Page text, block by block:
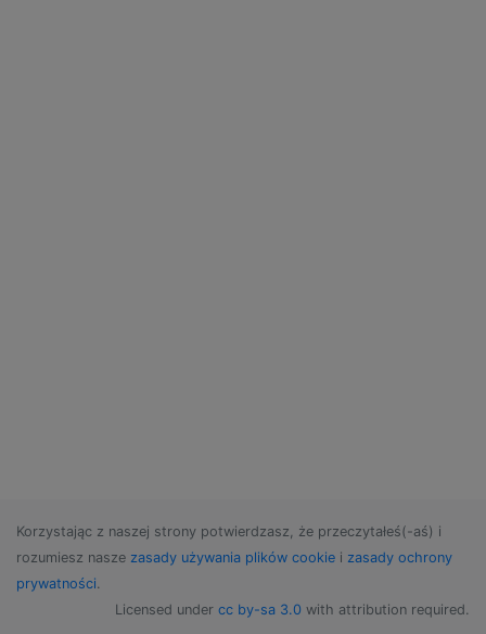
Korzystając z naszej strony potwierdzasz, że przeczytałeś(-aś) i
rozumiesz nasze zasady używania plików cookie i zasady ochrony
prywatności.
Licensed under cc by-sa 3.0 with attribution required.